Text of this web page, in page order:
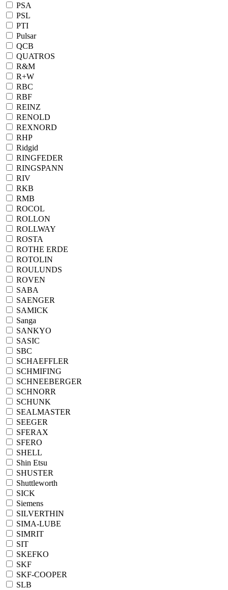
PSA
PSL
PTI
Pulsar
QCB
QUATROS
R&M
R+W
RBC
RBF
REINZ
RENOLD
REXNORD
RHP
Ridgid
RINGFEDER
RINGSPANN
RIV
RKB
RMB
ROCOL
ROLLON
ROLLWAY
ROSTA
ROTHE ERDE
ROTOLIN
ROULUNDS
ROVEN
SABA
SAENGER
SAMICK
Sanga
SANKYO
SASIC
SBC
SCHAEFFLER
SCHMIFING
SCHNEEBERGER
SCHNORR
SCHUNK
SEALMASTER
SEEGER
SFERAX
SFERO
SHELL
Shin Etsu
SHUSTER
Shuttleworth
SICK
Siemens
SILVERTHIN
SIMA-LUBE
SIMRIT
SIT
SKEFKO
SKF
SKF-COOPER
SLB